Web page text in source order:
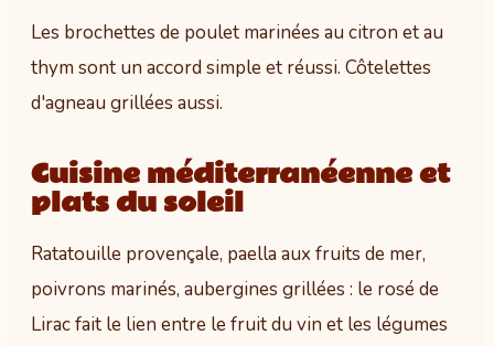
Les brochettes de poulet marinées au citron et au
thym sont un accord simple et réussi. Côtelettes
d'agneau grillées aussi.
Cuisine méditerranéenne et
plats du soleil
Ratatouille provençale, paella aux fruits de mer,
poivrons marinés, aubergines grillées : le rosé de
Lirac fait le lien entre le fruit du vin et les légumes